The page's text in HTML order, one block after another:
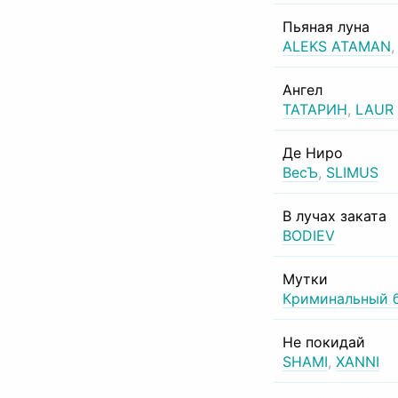
Пьяная луна
ALEKS ATAMAN,
Ангел
ТАТАРИН, LAUR
Де Ниро
ВесЪ, SLIMUS
В лучах заката
BODIEV
Мутки
Криминальный
Не покидай
SHAMI, XANNI